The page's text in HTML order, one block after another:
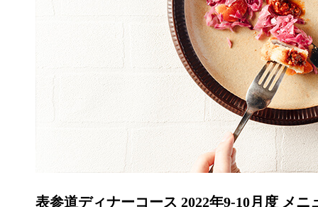
表参道ディナーコース 2022年9-10月度 メニ